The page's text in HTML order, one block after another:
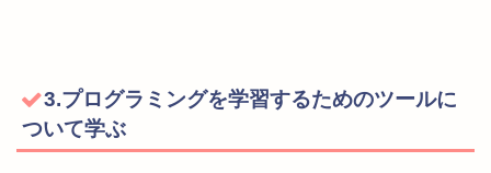
3.プログラミングを学習するためのツールに
ついて学ぶ